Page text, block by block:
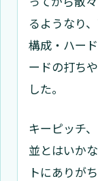
るようなり
構成・ハー
ードの打ち
した。
キーピッチ
並とはいか
トにありが